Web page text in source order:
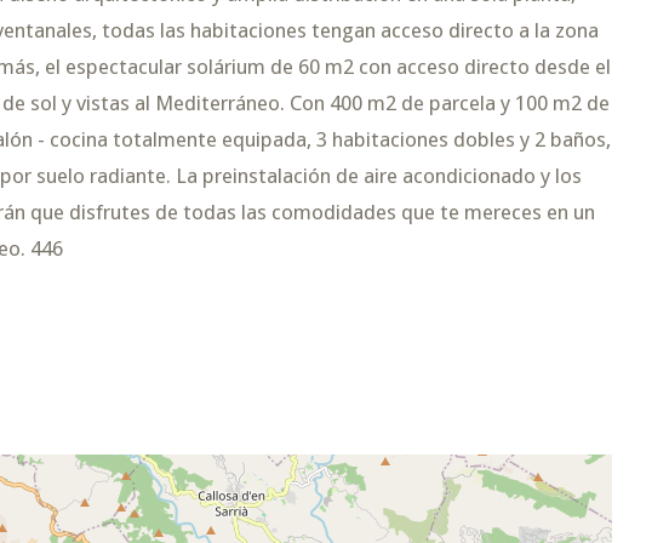
todas las habitaciones tengan acceso directo a la zona
el espectacular solárium de 60 m2 con acceso directo desde el
sol y vistas al Mediterráneo. Con 400 m2 de parcela y 100 m2 de
- cocina totalmente equipada, 3 habitaciones dobles y 2 baños,
suelo radiante. La preinstalación de aire acondicionado y los
que disfrutes de todas las comodidades que te mereces en un
446